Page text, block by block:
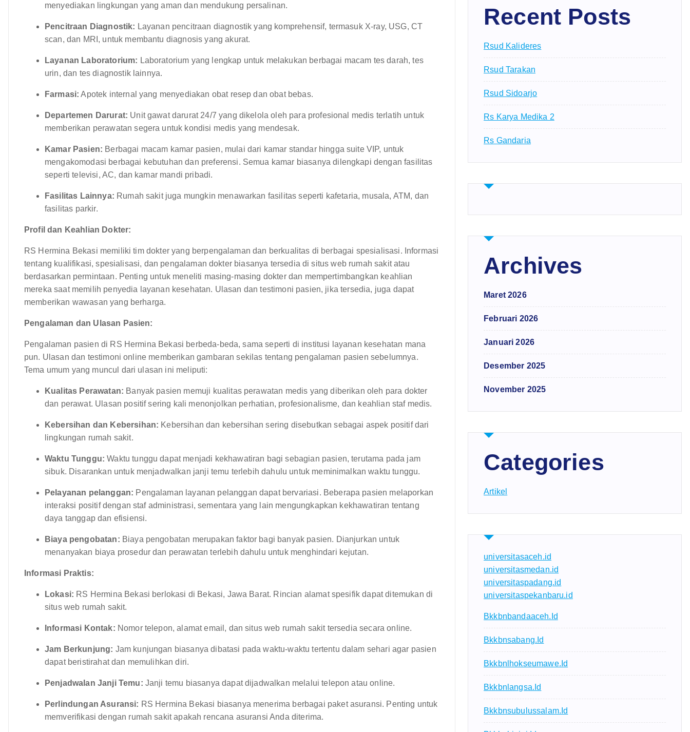
menyediakan lingkungan yang aman dan mendukung persalinan.
Pencitraan Diagnostik: Layanan pencitraan diagnostik yang komprehensif, termasuk X-ray, USG, CT
scan, dan MRI, untuk membantu diagnosis yang akurat.
Layanan Laboratorium: Laboratorium yang lengkap untuk melakukan berbagai macam tes darah, tes
urin, dan tes diagnostik lainnya.
Farmasi: Apotek internal yang menyediakan obat resep dan obat bebas.
Departemen Darurat: Unit gawat darurat 24/7 yang dikelola oleh para profesional medis terlatih untuk
memberikan perawatan segera untuk kondisi medis yang mendesak.
Kamar Pasien: Berbagai macam kamar pasien, mulai dari kamar standar hingga suite VIP, untuk
mengakomodasi berbagai kebutuhan dan preferensi. Semua kamar biasanya dilengkapi dengan fasilitas
seperti televisi, AC, dan kamar mandi pribadi.
Fasilitas Lainnya: Rumah sakit juga mungkin menawarkan fasilitas seperti kafetaria, musala, ATM, dan
fasilitas parkir.
Profil dan Keahlian Dokter:
RS Hermina Bekasi memiliki tim dokter yang berpengalaman dan berkualitas di berbagai spesialisasi. Informasi
tentang kualifikasi, spesialisasi, dan pengalaman dokter biasanya tersedia di situs web rumah sakit atau
berdasarkan permintaan. Penting untuk meneliti masing-masing dokter dan mempertimbangkan keahlian
mereka saat memilih penyedia layanan kesehatan. Ulasan dan testimoni pasien, jika tersedia, juga dapat
memberikan wawasan yang berharga.
Pengalaman dan Ulasan Pasien:
Pengalaman pasien di RS Hermina Bekasi berbeda-beda, sama seperti di institusi layanan kesehatan mana
pun. Ulasan dan testimoni online memberikan gambaran sekilas tentang pengalaman pasien sebelumnya.
Tema umum yang muncul dari ulasan ini meliputi:
Kualitas Perawatan: Banyak pasien memuji kualitas perawatan medis yang diberikan oleh para dokter
dan perawat. Ulasan positif sering kali menonjolkan perhatian, profesionalisme, dan keahlian staf medis.
Kebersihan dan Kebersihan: Kebersihan dan kebersihan sering disebutkan sebagai aspek positif dari
lingkungan rumah sakit.
Waktu Tunggu: Waktu tunggu dapat menjadi kekhawatiran bagi sebagian pasien, terutama pada jam
sibuk. Disarankan untuk menjadwalkan janji temu terlebih dahulu untuk meminimalkan waktu tunggu.
Pelayanan pelanggan: Pengalaman layanan pelanggan dapat bervariasi. Beberapa pasien melaporkan
interaksi positif dengan staf administrasi, sementara yang lain mengungkapkan kekhawatiran tentang
daya tanggap dan efisiensi.
Biaya pengobatan: Biaya pengobatan merupakan faktor bagi banyak pasien. Dianjurkan untuk
menanyakan biaya prosedur dan perawatan terlebih dahulu untuk menghindari kejutan.
Informasi Praktis:
Lokasi: RS Hermina Bekasi berlokasi di Bekasi, Jawa Barat. Rincian alamat spesifik dapat ditemukan di
situs web rumah sakit.
Informasi Kontak: Nomor telepon, alamat email, dan situs web rumah sakit tersedia secara online.
Jam Berkunjung: Jam kunjungan biasanya dibatasi pada waktu-waktu tertentu dalam sehari agar pasien
dapat beristirahat dan memulihkan diri.
Penjadwalan Janji Temu: Janji temu biasanya dapat dijadwalkan melalui telepon atau online.
Perlindungan Asuransi: RS Hermina Bekasi biasanya menerima berbagai paket asuransi. Penting untuk
memverifikasi dengan rumah sakit apakah rencana asuransi Anda diterima.
Recent Posts
Rsud Kalideres
Rsud Tarakan
Rsud Sidoarjo
Rs Karya Medika 2
Rs Gandaria
Archives
Maret 2026
Februari 2026
Januari 2026
Desember 2025
November 2025
Categories
Artikel
universitasaceh.id
universitasmedan.id
universitaspadang.id
universitaspekanbaru.id
Bkkbnbandaaceh.id
Bkkbnsabang.id
Bkkbnlhokseumawe.id
Bkkbnlangsa.id
Bkkbnsubulussalam.id